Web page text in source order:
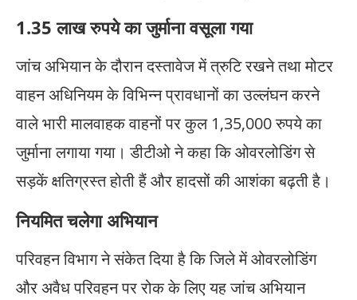
1.35 लाख रुपये का जुर्माना वसूला गया
जांच अभियान के दौरान दस्तावेज में त्रुटि रखने तथा मोटर
वाहन अधिनियम के विभिन्न प्रावधानों का उल्लंघन करने
वाले भारी मालवाहक वाहनों पर कुल 1,35,000 रुपये का
जुर्माना लगाया गया। डीटीओ ने कहा कि ओवरलोडिंग से
सड़कें क्षतिग्रस्त होती हैं और हादसों की आशंका बढ़ती है।
नियमित चलेगा अभियान
परिवहन विभाग ने संकेत दिया है कि जिले में ओवरलोडिंग
और अवैध परिवहन पर रोक के लिए यह जांच अभियान